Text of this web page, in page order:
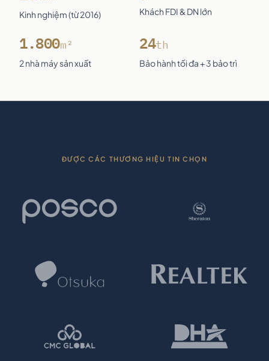
Kinh nghiệm (từ 2016) Khách FDI & DN lớn
1.800m²
2 nhà máy sản xuất
24th
Bảo hành tối đa + 3 bảo trì
ĐƯỢC CÁC THƯƠNG HIỆU TIN CHỌN